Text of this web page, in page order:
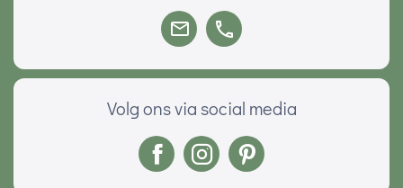
Volg ons via social media